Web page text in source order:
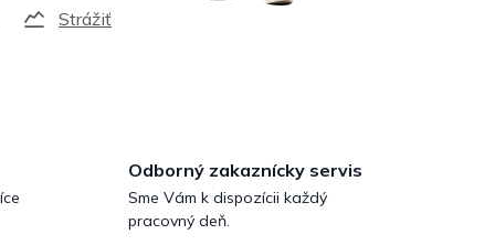
Strážiť
Odborný zakaznícky servis
Sme Vám k dispozícii každý
pracovný deň.